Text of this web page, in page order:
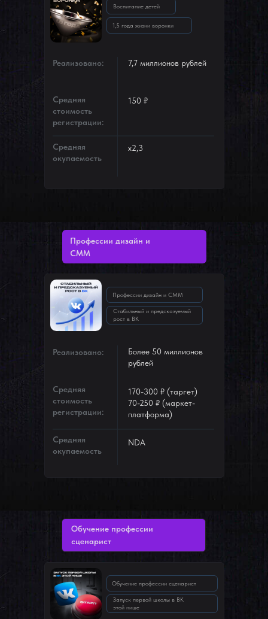
7,7 миллионов рублей
150 ₽
х2,3
Реализовано:
Средняя
стоимость
регистрации:
Средняя
окупаемость
Воспитание детей
1,5 года жизни воронки
Более 50 миллионов
рублей
170-300 ₽ (таргет)
70-250 ₽ (маркет-
платформа)
NDA
Реализовано:
Средняя
стоимость
регистрации:
Средняя
окупаемость
Профессии дизайн и СММ
Стабильный и предсказуемый
рост в ВК
Профессии дизайн и
СММ
Обучение профессии сценарист
Запуск первой школы в ВК
этой нише
Обучение профессии
сценарист